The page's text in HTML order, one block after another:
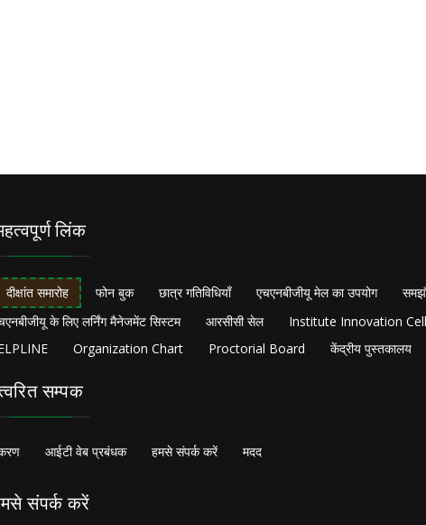
लिंक
दीक्षांत समारोह फोन बुक छात्र गतिविधियाँ एचएनबीजीयू मेल का उपयोग
के लिए लर्निंग मैनेजमेंट सिस्टम आरसीसी सेल Institute Innovation Cell
Organization Chart Proctorial Board केंद्रीय पुस्तकालय
सम्पक
आईटी वेब प्रबंधक हमसे संपर्क करें मदद
संपर्क करें